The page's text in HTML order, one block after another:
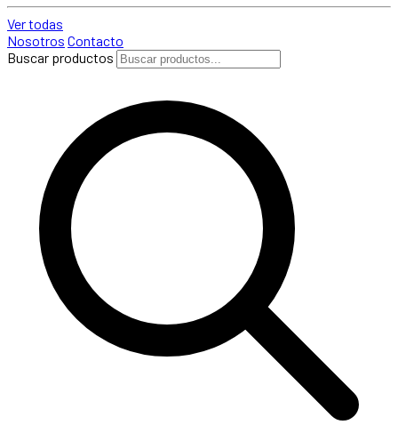
Ver todas
Nosotros Contacto
Buscar productos